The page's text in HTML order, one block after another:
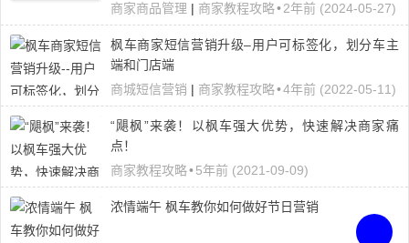
商家商品管理 | 商家教程攻略•2年前 (2024-05-27)
枫车商家短信营销升级–用户可标签化，划分车主
端和门店端
商城短信营销 | 商家教程攻略•4年前 (2022-05-11)
“飓枫”来袭！以枫车强大优势，快速解决商家痛
点！
商家教程攻略•5年前 (2021-09-09)
浓情端午 枫车教你如何做好节日营销